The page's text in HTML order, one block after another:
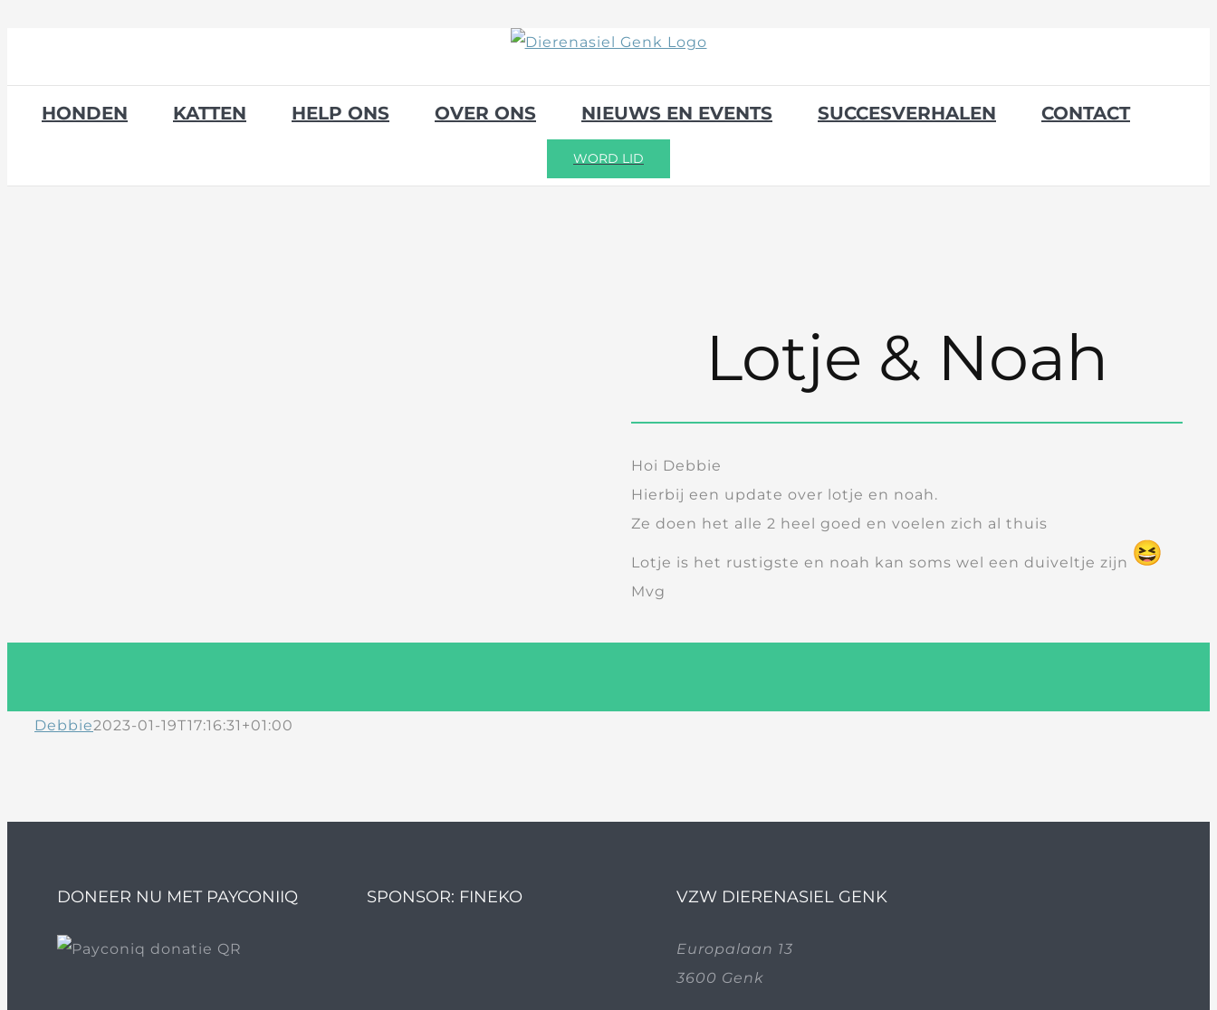
HONDEN KATTEN HELP ONS OVER ONS NIEUWS EN EVENTS SUCCESVERHALEN CONTACT
WORD LID
Lotje & Noah
Hoi Debbie
Hierbij een update over lotje en noah.
Ze doen het alle 2 heel goed en voelen zich al thuis
Lotje is het rustigste en noah kan soms wel een duiveltje zijn
Mvg
Debbie2023-01-19T17:16:31+01:00
DONEER NU MET PAYCONIIQ SPONSOR: FINEKO VZW DIERENASIEL GENK
Europalaan 13
3600 Genk